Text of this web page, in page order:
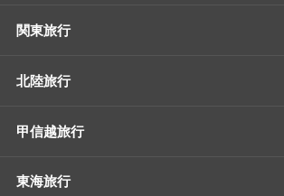
関東旅行
北陸旅行
甲信越旅行
東海旅行